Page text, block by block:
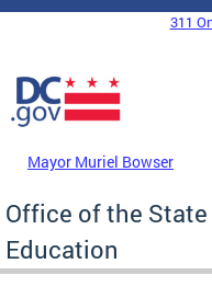
Skip to main content
DC Agency Top Menu
311
Mayor Muriel Bowser
Office of the
Education